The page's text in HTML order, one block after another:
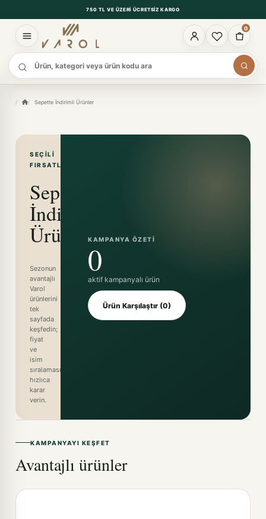
750 TL VE ÜZERI ÜCRETSIZ KARGO
0
Ürün ara
Sepette İndirimli Ürünler
SEÇILI
FIRSATLAR
Sepette
İndirimli
Ürünler
Sezonun
avantajlı
Varol
ürünlerini
tek
sayfada
keşfedin;
fiyat
ve
isim
sıralamasıyla
hızlıca
karar
verin.
KAMPANYA ÖZETI
0
aktif kampanyalı ürün
Ürün Karşılaştır (0)
KAMPANYAYI KEŞFET
Avantajlı ürünler